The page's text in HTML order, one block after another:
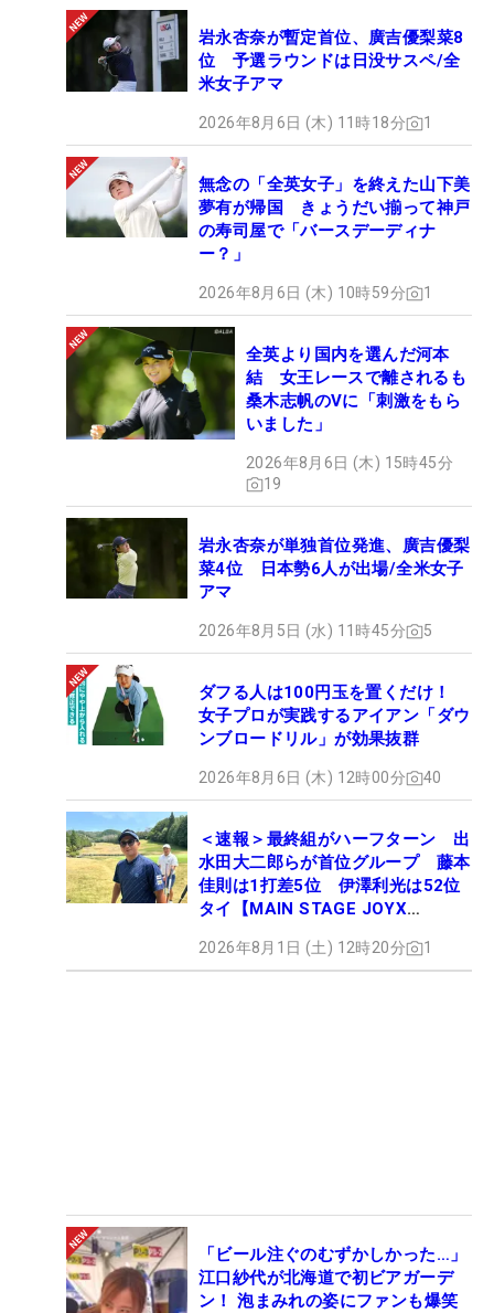
岩永杏奈が暫定首位、廣吉優梨菜8
位 予選ラウンドは日没サスペ/全
米女子アマ
2026年8月6日 (木) 11時18分 1
無念の「全英女子」を終えた山下美
夢有が帰国 きょうだい揃って神戸
の寿司屋で「バースデーディナ
ー？」
2026年8月6日 (木) 10時59分 1
全英より国内を選んだ河本
結 女王レースで離されるも
桑木志帆のVに「刺激をもら
いました」
2026年8月6日 (木) 15時45分
19
岩永杏奈が単独首位発進、廣吉優梨
菜4位 日本勢6人が出場/全米女子
アマ
2026年8月5日 (水) 11時45分 5
ダフる人は100円玉を置くだけ！
女子プロが実践するアイアン「ダウ
ンブロードリル」が効果抜群
2026年8月6日 (木) 12時00分 40
＜速報＞最終組がハーフターン 出
水田大二郎らが首位グループ 藤本
佳則は1打差5位 伊澤利光は52位
タイ【MAIN STAGE JOYX
2026年8月1日 (土) 12時20分 1
「ビール注ぐのむずかしかった…」
江口紗代が北海道で初ビアガーデ
ン！ 泡まみれの姿にファンも爆笑